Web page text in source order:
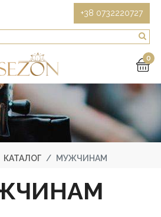
+38 0732220727
0
КАТАЛОГ МУЖЧИНАМ